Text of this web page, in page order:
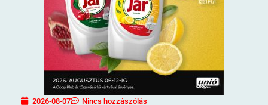
2026-08-07 Nincs hozzászólás